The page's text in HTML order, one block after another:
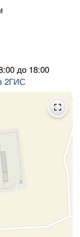
до 18:00
2ГИС